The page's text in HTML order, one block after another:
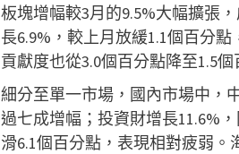
板塊增幅較3月的9.5%大幅擴張
長6.9%，較上月放緩1.1個百分
貢獻度也從3.0個百分點降至1.5
細分至單一市場，國內市場中，
過七成增幅；投資財增長11.6%
滑6.1個百分點，表現相對疲弱